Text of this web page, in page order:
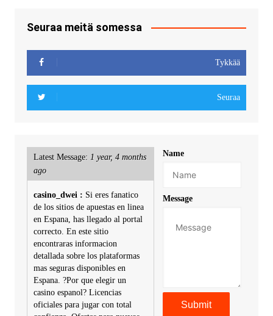
Seuraa meitä somessa
Tykkää
Seuraa
Latest Message: 1 year, 4 months
ago
casino_dwei : Si eres fanatico
de los sitios de apuestas en linea
en Espana, has llegado al portal
correcto. En este sitio
encontraras informacion
detallada sobre los plataformas
mas seguras disponibles en
Espana. ?Por que elegir un
casino espanol? Licencias
oficiales para jugar con total
Name
Message